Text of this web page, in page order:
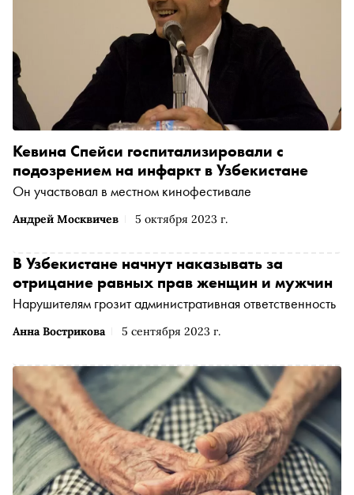
Андрей Москвичев 5 октября 2023 г.
Кевина Спейси госпитализировали с
подозрением на инфаркт в Узбекистане
Он участвовал в местном кинофестивале
Анна Вострикова 5 сентября 2023 г.
В Узбекистане начнут наказывать за
отрицание равных прав женщин и мужчин
Нарушителям грозит административная ответственность